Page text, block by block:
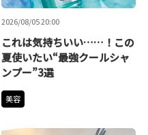
2026/08/05 20:00
これは気持ちいい……！この
夏使いたい“最強クールシャ
ンプー”3選
美容